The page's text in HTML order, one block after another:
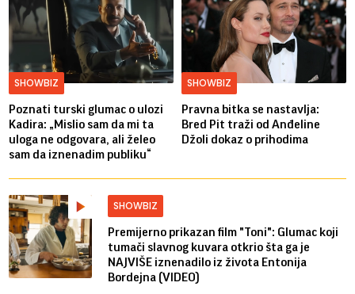
SHOWBIZ
Poznati turski glumac o ulozi
Kadira: „Mislio sam da mi ta
uloga ne odgovara, ali želeo
sam da iznenadim publiku“
SHOWBIZ
Pravna bitka se nastavlja:
Bred ​​Pit traži od Anđeline
Džoli dokaz o prihodima
SHOWBIZ
Premijerno prikazan film "Toni": Glumac koji
tumači slavnog kuvara otkrio šta ga je
NAJVIŠE iznenadilo iz života Entonija
Bordejna (VIDEO)